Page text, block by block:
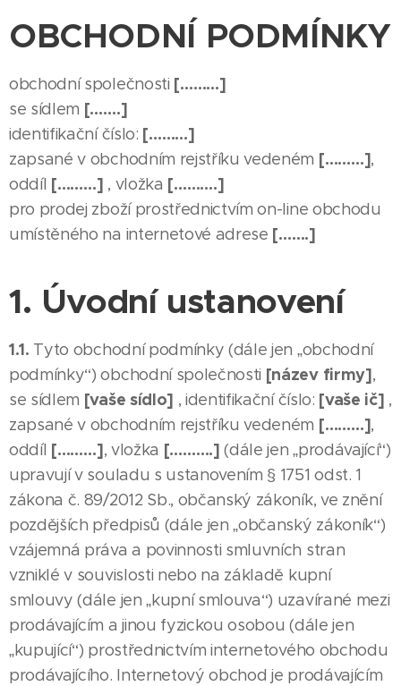
OBCHODNÍ PODMÍNKY
obchodní společnosti [………]
se sídlem […….]
identifikační číslo: [………]
zapsané v obchodním rejstříku vedeném [………],
oddíl [………] , vložka [……….]
pro prodej zboží prostřednictvím on-line obchodu
umístěného na internetové adrese […….]
1. Úvodní ustanovení
1.1. Tyto obchodní podmínky (dále jen „obchodní
podmínky“) obchodní společnosti [název firmy],
se sídlem [vaše sídlo] , identifikační číslo: [vaše ič] ,
zapsané v obchodním rejstříku vedeném [………],
oddíl [………], vložka [……….] (dále jen „prodávající“)
upravují v souladu s ustanovením § 1751 odst. 1
zákona č. 89/2012 Sb., občanský zákoník, ve znění
pozdějších předpisů (dále jen „občanský zákoník“)
vzájemná práva a povinnosti smluvních stran
vzniklé v souvislosti nebo na základě kupní
smlouvy (dále jen „kupní smlouva“) uzavírané mezi
prodávajícím a jinou fyzickou osobou (dále jen
„kupující“) prostřednictvím internetového obchodu
prodávajícího. Internetový obchod je prodávajícím